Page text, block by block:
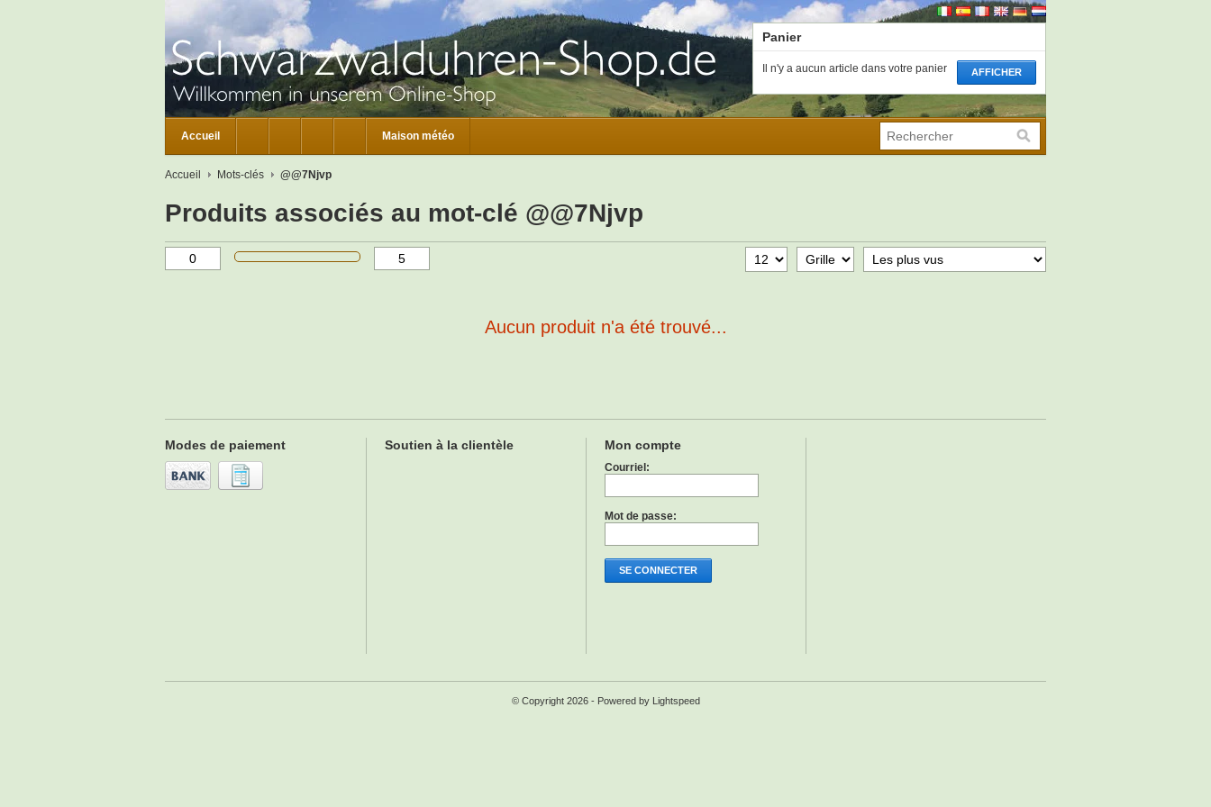
Panier
AFFICHER
Il n'y a aucun article dans votre panier
Accueil Maison météo
Accueil Mots-clés @@7Njvp
Produits associés au mot-clé @@7Njvp
Aucun produit n'a été trouvé...
Modes de paiement Soutien à la clientèle Mon compte
Courriel:
Mot de passe:
SE CONNECTER
© Copyright 2026 - Powered by Lightspeed